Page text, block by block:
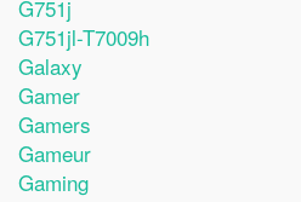
G751j
G751jl-T7009h
Galaxy
Gamer
Gamers
Gameur
Gaming